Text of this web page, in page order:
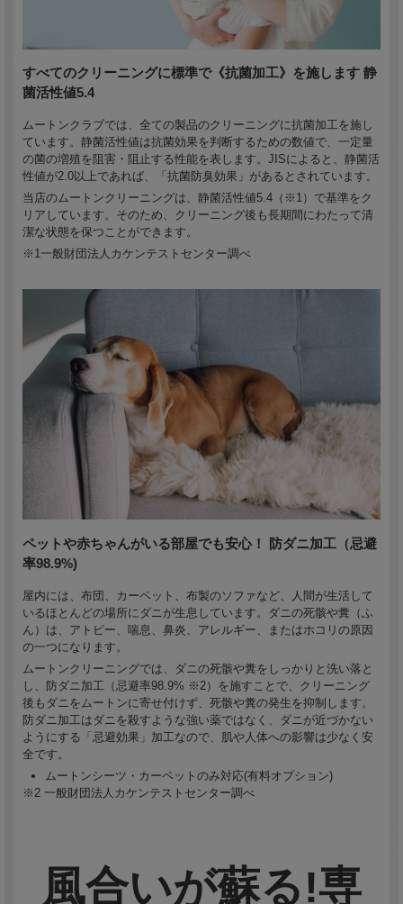
すべてのクリーニングに標準で《抗菌加工》を施します 静
菌活性値5.4
ムートンクラブでは、全ての製品のクリーニングに抗菌加工を施し
ています。静菌活性値は抗菌効果を判断するための数値で、一定量
の菌の増殖を阻害・阻止する性能を表します。JISによると、静菌活
性値が2.0以上であれば、「抗菌防臭効果」があるとされています。
当店のムートンクリーニングは、静菌活性値5.4（※1）で基準をク
リアしています。そのため、クリーニング後も長期間にわたって清
潔な状態を保つことができます。
※1一般財団法人カケンテストセンター調べ
ペットや赤ちゃんがいる部屋でも安心！ 防ダニ加工（忌避
率98.9%)
屋内には、布団、カーペット、布製のソファなど、人間が生活して
いるほとんどの場所にダニが生息しています。ダニの死骸や糞（ふ
ん）は、アトピー、喘息、鼻炎、アレルギー、またはホコリの原因
の一つになります。
ムートンクリーニングでは、ダニの死骸や糞をしっかりと洗い落と
し、防ダニ加工（忌避率98.9% ※2）を施すことで、クリーニング
後もダニをムートンに寄せ付けず、死骸や糞の発生を抑制します。
防ダニ加工はダニを殺すような強い薬ではなく、ダニが近づかない
ようにする「忌避効果」加工なので、肌や人体への影響は少なく安
全です。
ムートンシーツ・カーペットのみ対応(有料オプション)
※2 一般財団法人カケンテストセンター調べ
風合いが蘇る!専